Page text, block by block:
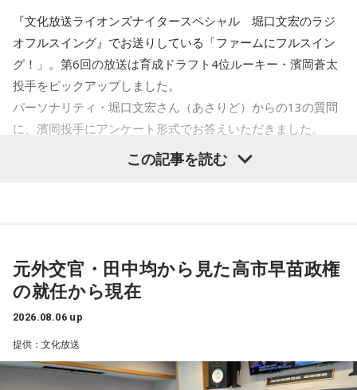
出演：櫻井哲夫、神保 彰、向谷 実
※詳細は公式サイトをご確認ください
◆タワーレコードで応募抽選キャンペーン＆インストアイベ
新宿店にて発売記念インストアイベントの開催も決定。櫻井
哲夫、神保 彰、向谷 実の3人がアルバムに込めた思いなどを
＜リリースイベント概要＞
Club / パスピエ / harha / HALLEY / Hello Hello / Be my Girl
/ ピストン少女 / HIKKA / 秘めごと / ひゅ〜どろん / POOLS /
FUJIBASE / BLACK BERRY TIMES / a frankenlouie / ブラン
デー戦記 / フリージアン / Voice Connect / the Po / bokula. /
PompadollS / Massclub / まつむら かなう / 丸山純奈 / ミー
マイナー / MisiiN / 皆川溺集合体 / mibuki / muk / Maverick
ドロシー / 808 / yummy'g / 『ユイカ』 / 夕方と猫 / YU’S
10/11(日) 出演
Arche / Ayllton / 青いガーネット / Aonowa / AKAMONE /
Akyk / あすなろ白昼夢 / Absolute area / AND CALL. /
UEBO / Wash My Friday / ウルトラ寿司ふぁいやー / エイハ
解説は、日本経済新聞客員編集委員の鈴木亮、進行はフリー
アナウンサーの栗林さみ。
『文化放送ライオンズナイタースペシャル 堀口文宏のラジ
オフルスイング』でお送りしている「ファームにフルスイン
グ！」。第6回の放送は育成ドラフト4位ルーキー・濱岡蒼太
投手をピックアップしました。
パーソナリティ・堀口文宏さん（あさりど）からの13の質問
に、濱岡投手にアンケート形式でお答えいただきました。
1．身長、体重、足のサイズ
重だったので「太」を組み合わせました
3．プロに入ってからの初任給は何に使いましたか？
野球のベルト
4．コンビニで必ず買うものは？
この記事を読む
元外交官・田中均から見た高市早苗政権
の就任から現在
2026.08.06 up
提供：文化放送